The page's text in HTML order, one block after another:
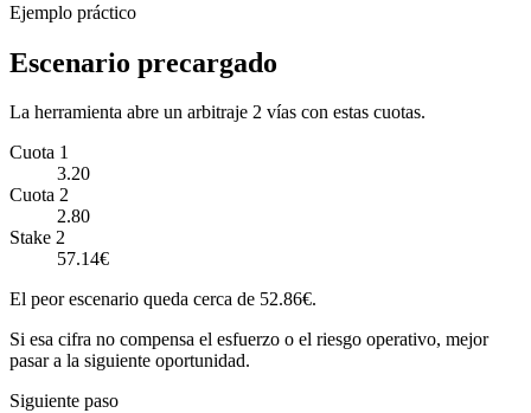
Ejemplo práctico
Escenario precargado
La herramienta abre un arbitraje 2 vías con estas cuotas.
Cuota 1
3.20
Cuota 2
2.80
Stake 2
57.14€
El peor escenario queda cerca de 52.86€.
Si esa cifra no compensa el esfuerzo o el riesgo operativo, mejor
pasar a la siguiente oportunidad.
Siguiente paso